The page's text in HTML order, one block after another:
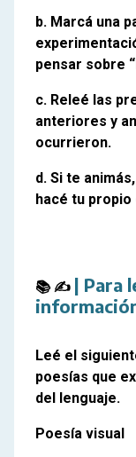
b. Marcá una
pensar sobre
c. Releé las
anteriores y
ocurrieron.
d. Si te
hacé tu propio
📚 ✍️ | Para
Leé el
poesías que
del lenguaje.
Poesía visual